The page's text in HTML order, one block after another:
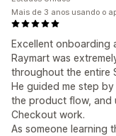
Excellent onboarding
Raymart was
throughout the entire
He guided me step
the product flow, and
Checkout work.
As someone learning
Mais de 3 anos usando o